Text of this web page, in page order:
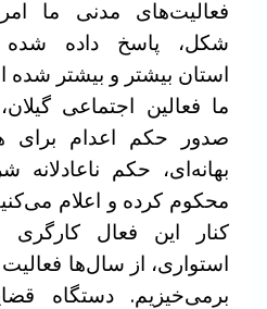
فعالیت‌های مدنی ما
شکل، پاسخ داده
استان بیشتر و بیشتر
ما فعالین اجتماعی
صدور حکم اعدام برای
بهانه‌ای، حکم
محکوم کرده و اعلام
کنار این فعال کارگری
استواری، از سال‌ها
برمی‌خیزیم. دستگاه